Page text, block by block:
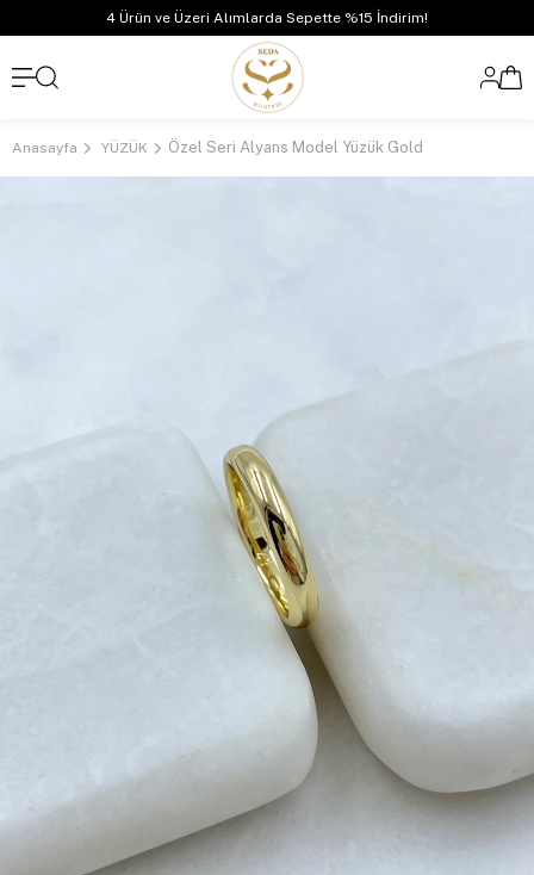
4 Ürün ve Üzeri Alımlarda Sepette %15 İndirim!
Anasayfa YÜZÜK Özel Seri Alyans Model Yüzük Gold